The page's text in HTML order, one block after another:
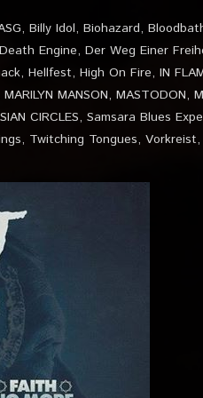
, Billy Idol, Biohazard,
Death Engine, Der Weg Einer
, Hellfest, High On Fire, IN
MARILYN MANSON, MASTODON,
CIRCLES, Samsara Blues
, Twitching Tongues, Vorkreist,